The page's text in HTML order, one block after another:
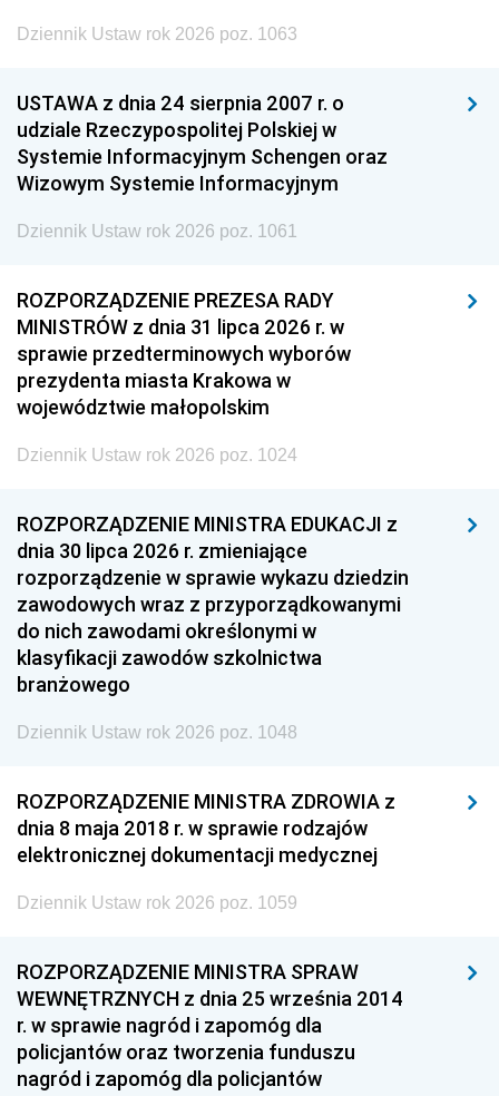
Dziennik Ustaw rok 2026 poz. 1063
USTAWA z dnia 24 sierpnia 2007 r. o
udziale Rzeczypospolitej Polskiej w
Systemie Informacyjnym Schengen oraz
Wizowym Systemie Informacyjnym
Dziennik Ustaw rok 2026 poz. 1061
ROZPORZĄDZENIE PREZESA RADY
MINISTRÓW z dnia 31 lipca 2026 r. w
sprawie przedterminowych wyborów
prezydenta miasta Krakowa w
województwie małopolskim
Dziennik Ustaw rok 2026 poz. 1024
ROZPORZĄDZENIE MINISTRA EDUKACJI z
dnia 30 lipca 2026 r. zmieniające
rozporządzenie w sprawie wykazu dziedzin
zawodowych wraz z przyporządkowanymi
do nich zawodami określonymi w
klasyfikacji zawodów szkolnictwa
branżowego
Dziennik Ustaw rok 2026 poz. 1048
ROZPORZĄDZENIE MINISTRA ZDROWIA z
dnia 8 maja 2018 r. w sprawie rodzajów
elektronicznej dokumentacji medycznej
Dziennik Ustaw rok 2026 poz. 1059
ROZPORZĄDZENIE MINISTRA SPRAW
WEWNĘTRZNYCH z dnia 25 września 2014
r. w sprawie nagród i zapomóg dla
policjantów oraz tworzenia funduszu
nagród i zapomóg dla policjantów